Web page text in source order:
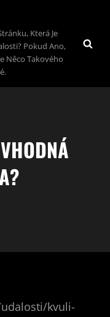
Která Je
Pokud Ano,
Něco Takového
kvuli-